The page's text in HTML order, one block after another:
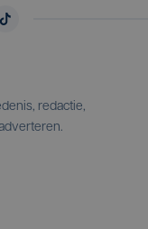
redactie,